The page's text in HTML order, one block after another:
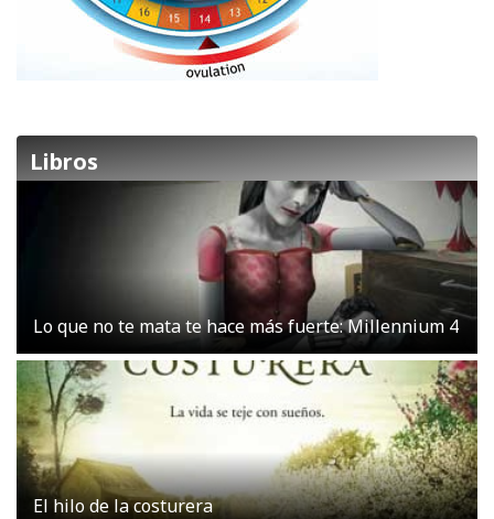
Libros
Lo que no te mata te hace más fuerte: Millennium 4
El hilo de la costurera